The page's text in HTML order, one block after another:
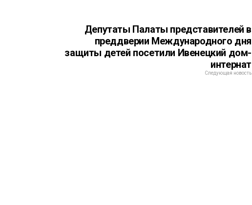
Депутаты Палаты представителей в
преддверии Международного дня
защиты детей посетили Ивенецкий дом-
интернат
Следующая новость